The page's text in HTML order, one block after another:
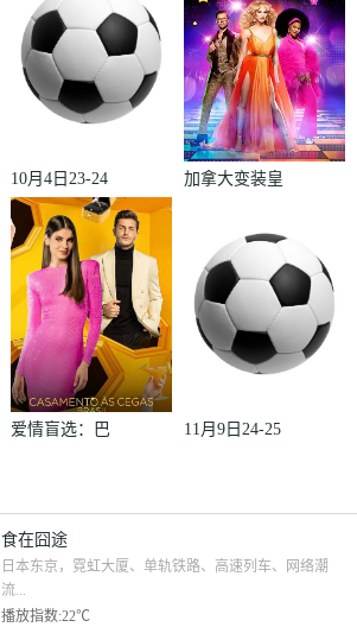
10月4日23-24
赛季欧冠小组
赛第2轮那不
勒斯VS皇家
马德里
加拿大变装皇
对阵世界
2022
爱情盲选：巴
11月9日24-25
利
食在囧途
日本东京，霓虹大厦、单轨铁路、高速列车、网络潮
流...
播放指数:22℃